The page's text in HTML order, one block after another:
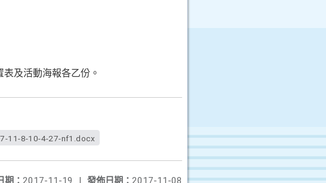
及活動海報各乙份。
11-8-10-4-27-nf1.docx
發佈日期： 2017-11-08
期： 2017-11-19 |